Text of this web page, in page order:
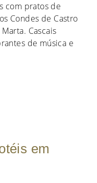
com pratos de
Condes de Castro
Cascais
de música e
em